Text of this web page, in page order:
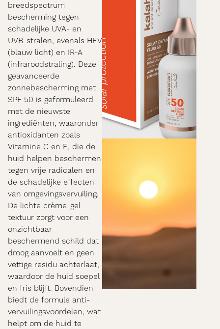
breedspectrum
bescherming tegen
schadelijke UVA- en
UVB-stralen, evenals HEV
(blauw licht) en IR-A
(infraroodstraling). Deze
geavanceerde
zonnebescherming met
SPF 50 is geformuleerd
met de nieuwste
ingrediënten, waaronder
antioxidanten zoals
Vitamine C en E, die de
huid helpen beschermen
tegen vrije radicalen en
de schadelijke effecten
van omgevingsvervuiling.
De lichte crème-gel
textuur zorgt voor een
onzichtbaar
beschermend schild dat
droog aanvoelt en geen
vettige residu achterlaat,
waardoor de huid soepel
en fris blijft. Bovendien
biedt de formule anti-
vervuilingsvoordelen, wat
helpt om de huid te